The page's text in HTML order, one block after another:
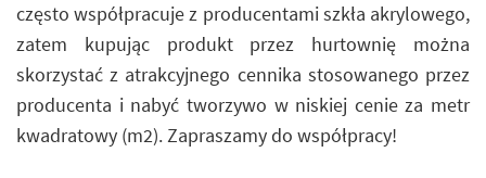
często współpracuje z producentami szkła akrylowego,
zatem kupując produkt przez hurtownię można
skorzystać z atrakcyjnego cennika stosowanego przez
producenta i nabyć tworzywo w niskiej cenie za metr
kwadratowy (m2). Zapraszamy do współpracy!